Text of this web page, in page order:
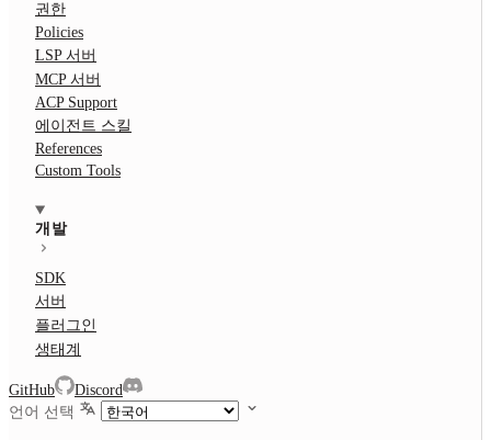
권한
Policies
LSP 서버
MCP 서버
ACP Support
에이전트 스킬
References
Custom Tools
개발
SDK
서버
플러그인
생태계
GitHub
Discord
언어 선택